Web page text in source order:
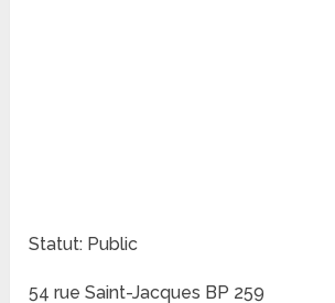
Statut: Public
54 rue Saint-Jacques BP 259